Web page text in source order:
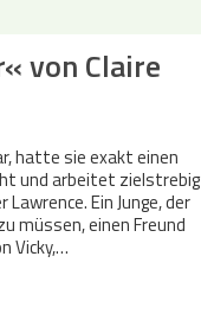
von Claire
hatte sie exakt einen
und arbeitet zielstrebig
Ein Junge, der
müssen, einen Freund
Vicky,…